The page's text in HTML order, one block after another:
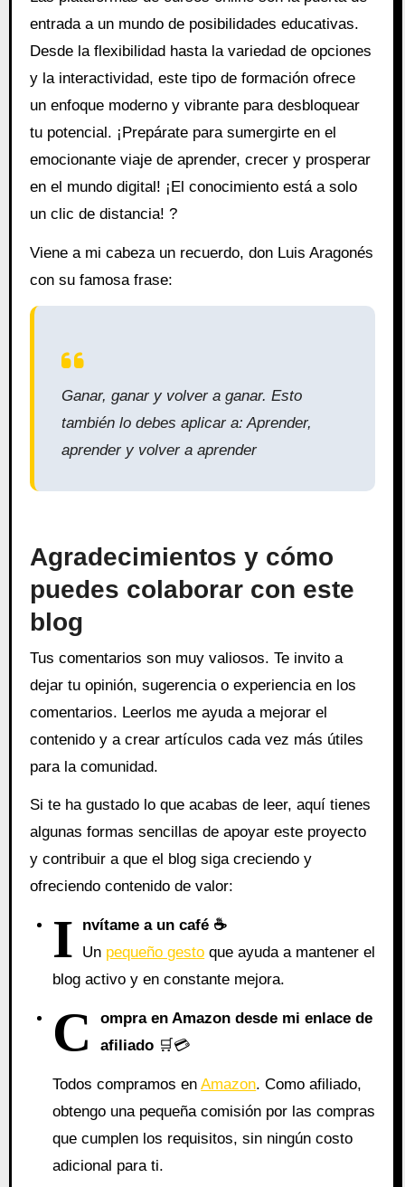
entrada a un mundo de posibilidades educativas.
Desde la flexibilidad hasta la variedad de opciones
y la interactividad, este tipo de formación ofrece
un enfoque moderno y vibrante para desbloquear
tu potencial. ¡Prepárate para sumergirte en el
emocionante viaje de aprender, crecer y prosperar
en el mundo digital! ¡El conocimiento está a solo
un clic de distancia! ?
Viene a mi cabeza un recuerdo, don Luis Aragonés
con su famosa frase:
Ganar, ganar y volver a ganar. Esto
también lo debes aplicar a: Aprender,
aprender y volver a aprender
Agradecimientos y cómo
puedes colaborar con este
blog
Tus comentarios son muy valiosos. Te invito a
dejar tu opinión, sugerencia o experiencia en los
comentarios. Leerlos me ayuda a mejorar el
contenido y a crear artículos cada vez más útiles
para la comunidad.
Si te ha gustado lo que acabas de leer, aquí tienes
algunas formas sencillas de apoyar este proyecto
y contribuir a que el blog siga creciendo y
ofreciendo contenido de valor:
I
nvítame a un café ☕
Un pequeño gesto que ayuda a mantener el
blog activo y en constante mejora.
C
ompra en Amazon desde mi enlace de
afiliado 🛒💳
Todos compramos enAmazon. Como afiliado,
obtengo una pequeña comisión por las compras
que cumplen los requisitos, sin ningún costo
adicional para ti.